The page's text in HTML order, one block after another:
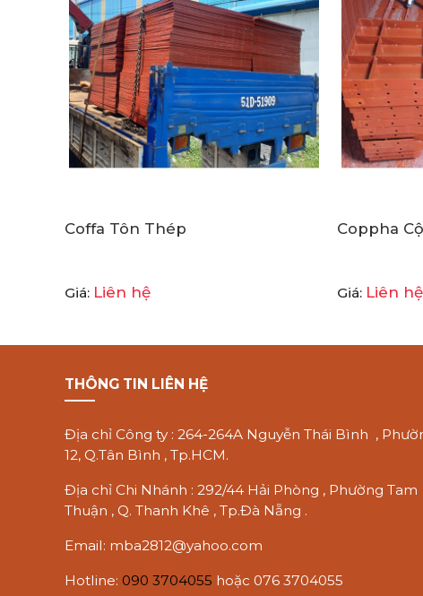
Coffa Tôn Thép
Giá: Liên hệ
Coppha
Giá: Liên hệ
THÔNG TIN LIÊN HỆ
Địa chỉ Công ty : 264-264A Nguyễn Thái Bình ,
12, Q.Tân Bình , Tp.HCM.
Địa chỉ Chi Nhánh : 292/44 Hải Phòng , Phường Tam
Thuận , Q. Thanh Khê , Tp.Đà Nẵng .
Email: mba2812@yahoo.com
Hotline: 090 3704055 hoặc 076 3704055